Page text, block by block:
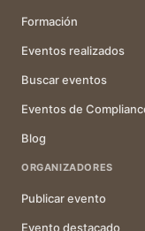
Formación
Eventos realizados
Buscar eventos
Eventos de
Blog
ORGANIZADORES
Publicar evento
Evento destacado